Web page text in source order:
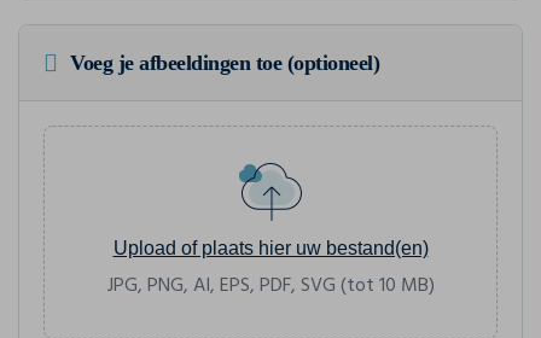
Voeg je afbeeldingen toe (optioneel)
Upload of plaats hier uw bestand(en)
JPG, PNG, AI, EPS, PDF, SVG (tot 10 MB)